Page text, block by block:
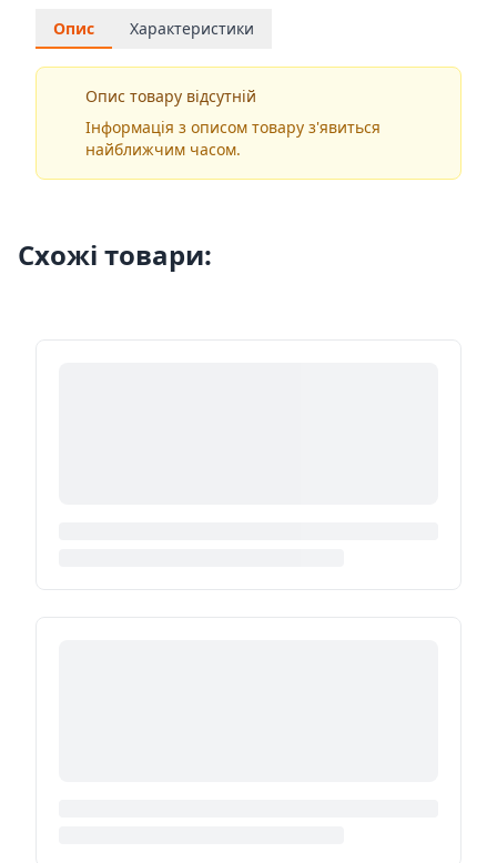
Опис Характеристики
Опис товару відсутній
Інформація з описом товару з'явиться
найближчим часом.
Схожі товари: